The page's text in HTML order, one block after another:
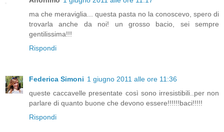
ma che meraviglia... questa pasta no la conoscevo, spero di
trovarla anche da noi! un grosso bacio, sei sempre
gentilissima!!!
Rispondi
Federica Simoni 1 giugno 2011 alle ore 11:36
queste caccavelle presentate così sono irresistibili..per non
parlare di quanto buone che devono essere!!!!!!baci!!!!!
Rispondi